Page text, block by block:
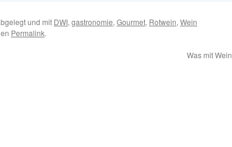
und mit DWI, gastronomie, Gourmet, Rotwein, Wein
Permalink.
Was mit Wein